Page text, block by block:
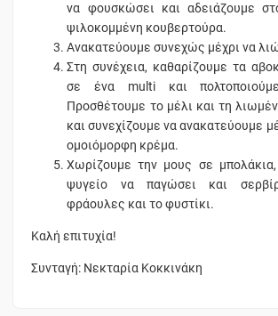
να φουσκώσει και αδειάζουμε
ψιλοκομμένη κουβερτούρα.
Ανακατεύουμε συνεχώς μέχρι να
Στη συνέχεια, καθαρίζουμε τα
σε ένα multi και
Προσθέτουμε το μέλι και τη
και συνεχίζουμε να ανακατεύουμε
ομοιόμορφη κρέμα.
Χωρίζουμε την μους σε
ψυγείο να παγώσει και
φράουλες και το φυστίκι.
Καλή επιτυχία!
Συνταγή: Νεκταρία Κοκκινάκη